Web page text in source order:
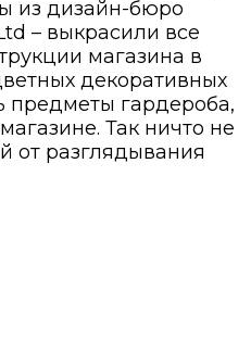
из дизайн-бюро
– выкрасили все
магазина в
декоративных
предметы гардероба,
Так ничто не
от разглядывания